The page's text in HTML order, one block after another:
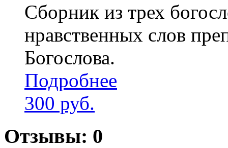
Сборник из трех
нравственных слов
Богослова.
Подробнее
300 руб.
Отзывы: 0